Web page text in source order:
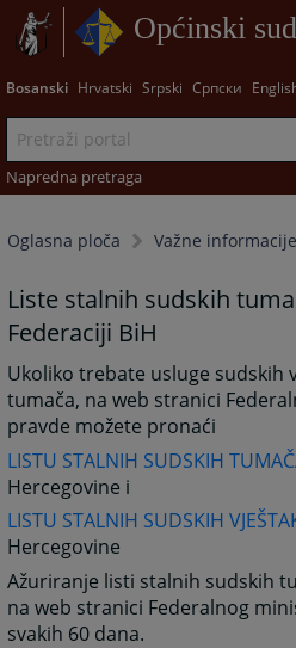
Općinski
Bosanski Hrvatski Srpski Српски
Napredna pretraga
Oglasna ploča Važne informacije
Liste stalnih sudskih
Federaciji BiH
Ukoliko trebate usluge sudskih
tumača, na web stranici
pravde možete pronaći
LISTU STALNIH SUDSKIH
Hercegovine i
LISTU STALNIH SUDSKIH
Hercegovine
Ažuriranje listi stalnih sudskih
na web stranici Federalnog
svakih 60 dana.